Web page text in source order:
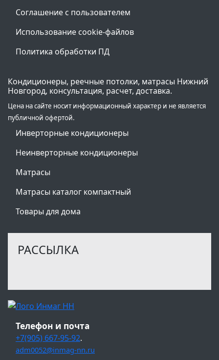
Соглашение с пользователем
Использование cookie-файлов
Политика обработки ПД
Кондиционеры, реечные потолки, матрасы Нижний
Новгород, консультация, расчет, доставка.
Цена на сайте носит информационный характер и не является
публичной офертой.
Инверторные кондиционеры
Неинверторные кондиционеры
Матрасы
Матрасы каталог компактный
Товары для дома
РАССЫЛКА
Телефон и почта
+7(905) 667-95-92.
adm0052@inmag-nn.ru